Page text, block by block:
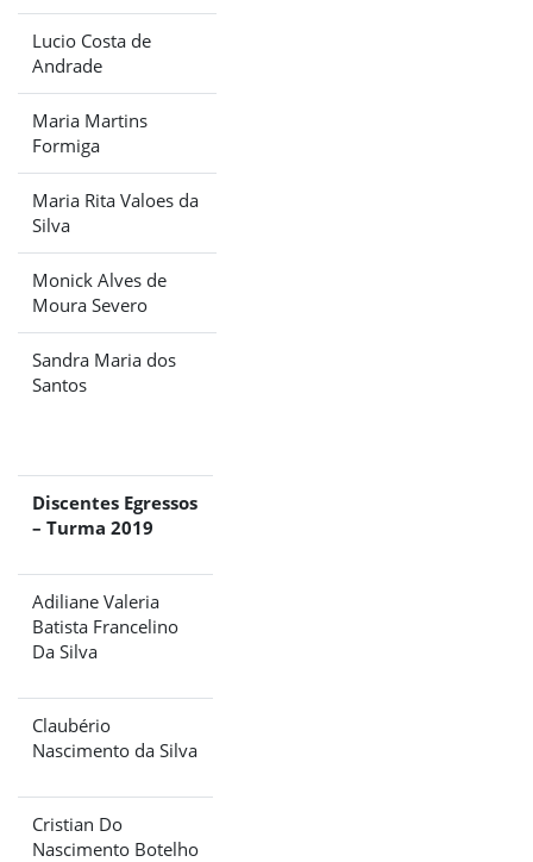
Lucio Costa de
Andrade
Maria Martins
Formiga
Maria Rita Valoes da
Silva
Monick Alves de
Moura Severo
Sandra Maria dos
Santos
Discentes Egressos
– Turma 2019
Adiliane Valeria
Batista Francelino
Da Silva
Claubério
Nascimento da Silva
Cristian Do
Nascimento Botelho